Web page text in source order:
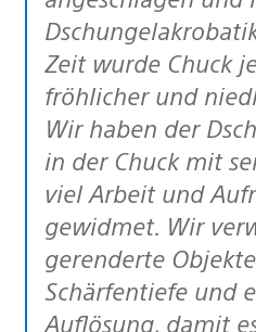
Zeit wurde Chuck
fröhlicher und
Wir haben der
in der Chuck mit
viel Arbeit und
gewidmet. Wir
gerenderte
Schärfentiefe und
Auflösung, damit